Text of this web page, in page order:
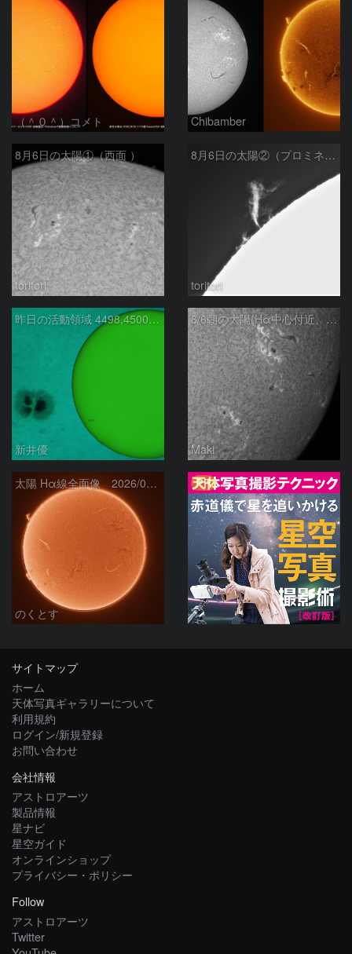
（＾０＾）コメト Chibamber
8月6日の太陽①（西面 ）
toritori
8月6日の太陽②（プロミネン北東縁 ）
toritori
昨日の活動領域 4498,4500：2026/08/05
新井優
8/6朝の太陽(Hα中心付近、4498、4502付近)
Maki
太陽 Hα線全面像 2026/08/06
のくとす
PR
サイトマップ
ホーム
天体写真ギャラリーについて
利用規約
ログイン/新規登録
お問い合わせ
会社情報
アストロアーツ
製品情報
星ナビ
星空ガイド
オンラインショップ
プライバシー・ポリシー
Follow
アストロアーツ
Twitter